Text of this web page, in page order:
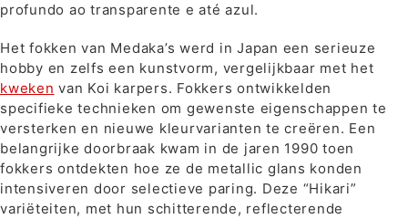
profundo ao transparente e até azul.
Het fokken van Medaka’s werd in Japan een serieuze
hobby en zelfs een kunstvorm, vergelijkbaar met het
kweken van Koi karpers. Fokkers ontwikkelden
specifieke technieken om gewenste eigenschappen te
versterken en nieuwe kleurvarianten te creëren. Een
belangrijke doorbraak kwam in de jaren 1990 toen
fokkers ontdekten hoe ze de metallic glans konden
intensiveren door selectieve paring. Deze “Hikari”
variëteiten, met hun schitterende, reflecterende